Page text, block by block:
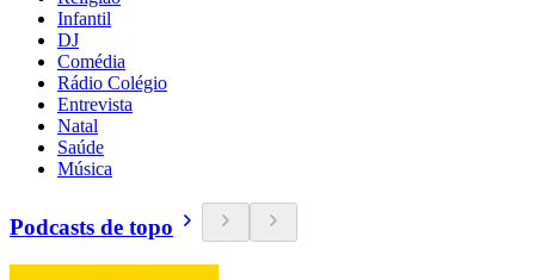
Infantil
DJ
Comédia
Rádio Colégio
Entrevista
Natal
Saúde
Música
Podcasts de topo